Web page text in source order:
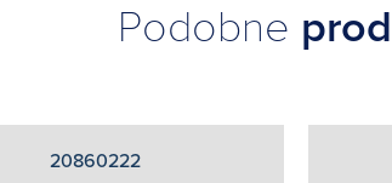
Podobne
20860222